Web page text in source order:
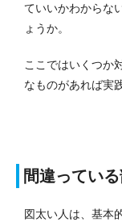
ていいかわからな
ょうか。
ここではいくつか
なものがあれば実
間違ってい
図太い人は、基本